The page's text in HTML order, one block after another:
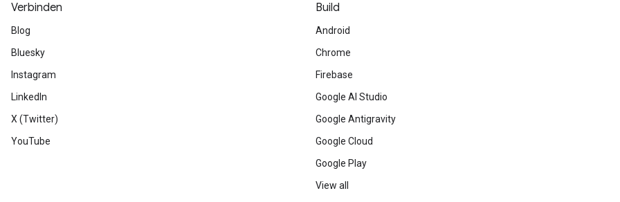
Verbinden
Blog
Bluesky
Instagram
LinkedIn
X (Twitter)
YouTube
Build
Android
Chrome
Firebase
Google AI Studio
Google Antigravity
Google Cloud
Google Play
View all